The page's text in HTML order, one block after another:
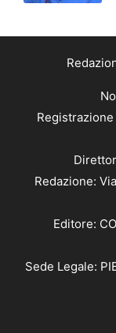
Registrazione
Redazione:
Editore:
Sede Legale: